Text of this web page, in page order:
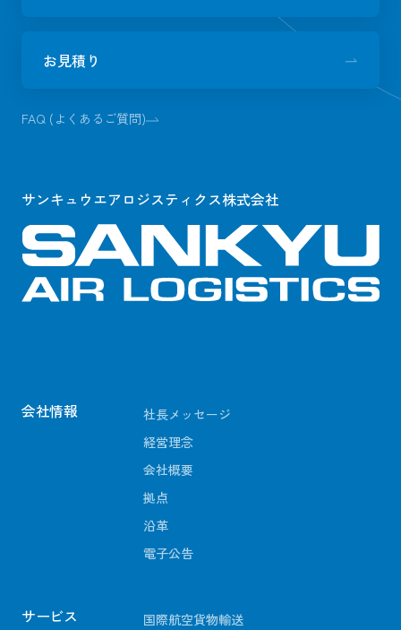
お見積り
FAQ (よくあるご質問)
サンキュウエアロジスティクス株式会社
会社情報
社長メッセージ
経営理念
会社概要
拠点
沿革
電子公告
サービス
国際航空貨物輸送